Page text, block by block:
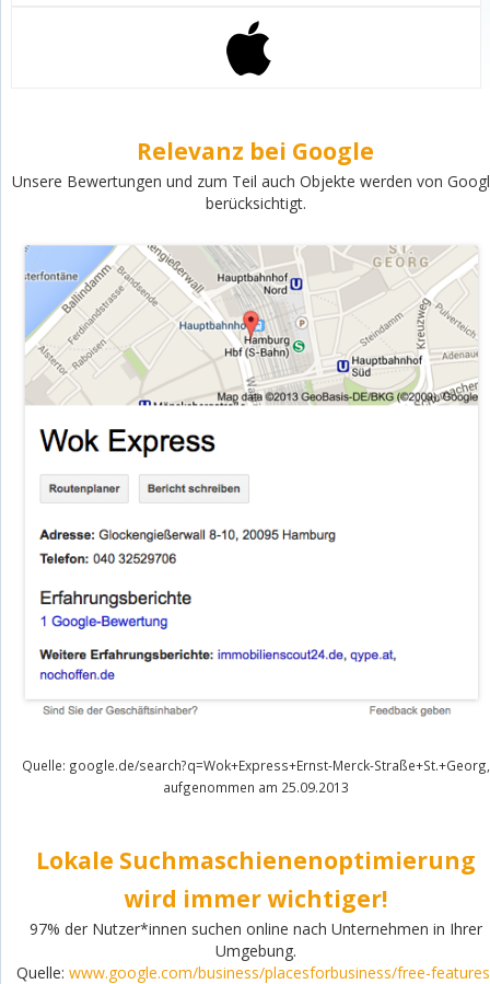
Relevanz bei Google
Unsere Bewertungen und zum Teil auch Objekte werden von
berücksichtigt.
Quelle: google.de/search?q=Wok+Express+Ernst-Merck-Straße+St.+Georg,
aufgenommen am 25.09.2013
Lokale Suchmaschienenoptimierung
wird immer wichtiger!
97% der Nutzer*innen suchen online nach Unternehmen in Ihrer
Umgebung.
Quelle: www.google.com/business/placesforbusiness/free-